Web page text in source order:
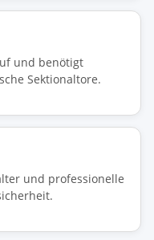
und benötigt
Sektionaltore.
und professionelle